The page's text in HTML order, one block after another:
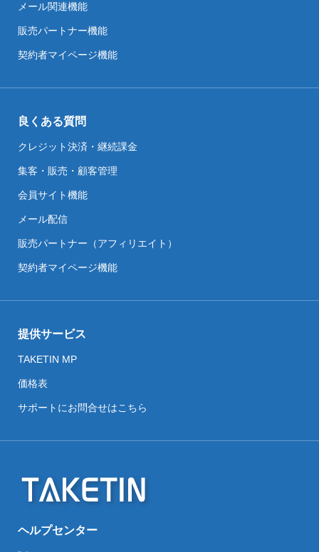
メール関連機能
販売パートナー機能
契約者マイページ機能
良くある質問
クレジット決済・継続課金
集客・販売・顧客管理
会員サイト機能
メール配信
販売パートナー（アフィリエイト）
契約者マイページ機能
提供サービス
TAKETIN MP
価格表
サポートにお問合せはこちら
ヘルプセンター